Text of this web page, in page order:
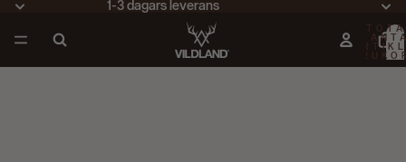
1-3 dagars leverans